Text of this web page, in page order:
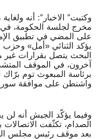
وكتبت” الاخبار”: أنه
مخرج لجلسة الحكومة،
على المضي في تطبيق
يؤكد الثنائي «أمل»
البحث يتصل بقرارات غير
آخرون، في الموقف
برئاسة المبعوث توم
واشنطن على موافقة
وفيما يؤكّد الجيش أنه لن
الصدام، تكثّفت
بعد موقف رئيس مجلس